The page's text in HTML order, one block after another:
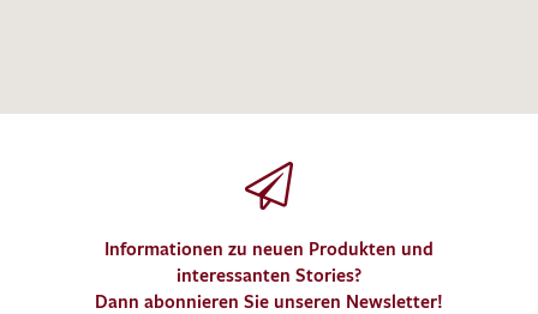
Informationen zu neuen Produkten und
interessanten Stories?
Dann abonnieren Sie unseren Newsletter!